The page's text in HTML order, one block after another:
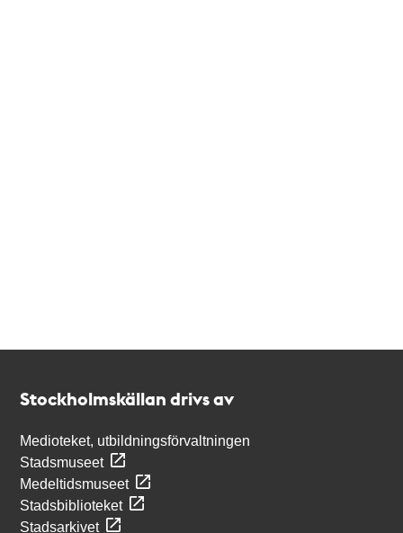
Stockholmskällan drivs av
Medioteket, utbildningsförvaltningen
Stadsmuseet
Medeltidsmuseet
Stadsbiblioteket
Stadsarkivet